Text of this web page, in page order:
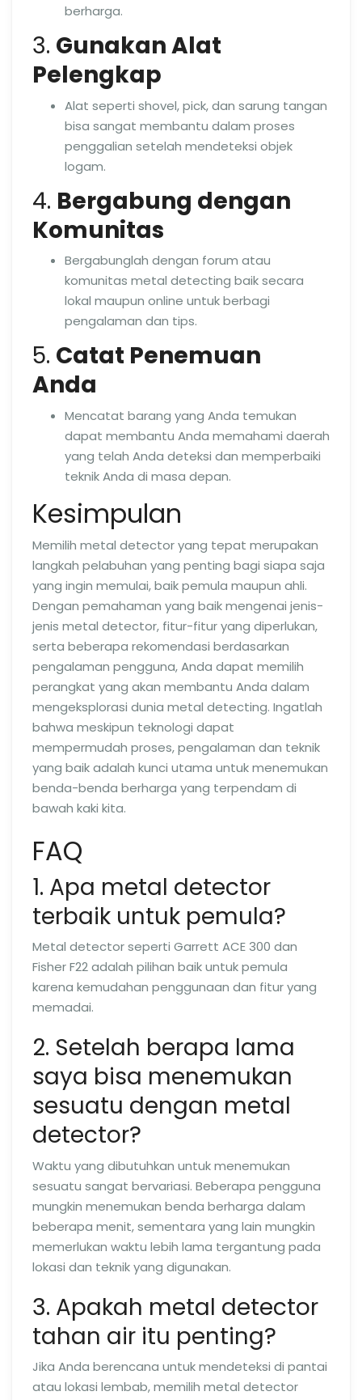
berharga.
3. Gunakan Alat
Pelengkap
Alat seperti shovel, pick, dan sarung tangan
bisa sangat membantu dalam proses
penggalian setelah mendeteksi objek
logam.
4. Bergabung dengan
Komunitas
Bergabunglah dengan forum atau
komunitas metal detecting baik secara
lokal maupun online untuk berbagi
pengalaman dan tips.
5. Catat Penemuan
Anda
Mencatat barang yang Anda temukan
dapat membantu Anda memahami daerah
yang telah Anda deteksi dan memperbaiki
teknik Anda di masa depan.
Kesimpulan
Memilih metal detector yang tepat merupakan
langkah pelabuhan yang penting bagi siapa saja
yang ingin memulai, baik pemula maupun ahli.
Dengan pemahaman yang baik mengenai jenis-
jenis metal detector, fitur-fitur yang diperlukan,
serta beberapa rekomendasi berdasarkan
pengalaman pengguna, Anda dapat memilih
perangkat yang akan membantu Anda dalam
mengeksplorasi dunia metal detecting. Ingatlah
bahwa meskipun teknologi dapat
mempermudah proses, pengalaman dan teknik
yang baik adalah kunci utama untuk menemukan
benda-benda berharga yang terpendam di
bawah kaki kita.
FAQ
1. Apa metal detector
terbaik untuk pemula?
Metal detector seperti Garrett ACE 300 dan
Fisher F22 adalah pilihan baik untuk pemula
karena kemudahan penggunaan dan fitur yang
memadai.
2. Setelah berapa lama
saya bisa menemukan
sesuatu dengan metal
detector?
Waktu yang dibutuhkan untuk menemukan
sesuatu sangat bervariasi. Beberapa pengguna
mungkin menemukan benda berharga dalam
beberapa menit, sementara yang lain mungkin
memerlukan waktu lebih lama tergantung pada
lokasi dan teknik yang digunakan.
3. Apakah metal detector
tahan air itu penting?
Jika Anda berencana untuk mendeteksi di pantai
atau lokasi lembab, memilih metal detector